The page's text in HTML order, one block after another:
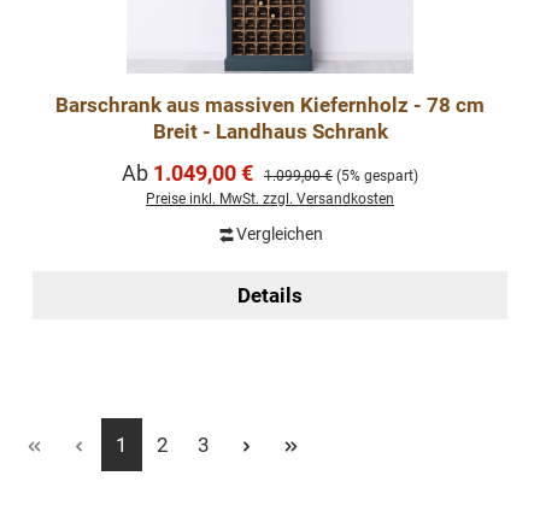
Barschrank aus massiven Kiefernholz - 78 cm
Breit - Landhaus Schrank
Verkaufspreis:
Ab 1.049,00 € Regulärer Preis:
1.099,00 € (5% gespart)
Preise inkl. MwSt. zzgl. Versandkosten
Vergleichen
Details
Seite
1 Seite
2 Seite
3